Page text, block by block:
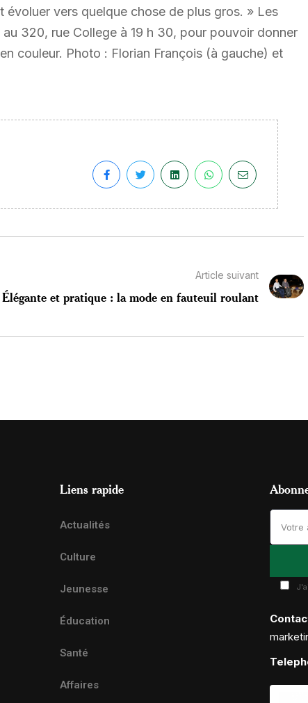
évoluer vers quelque chose de plus gros. » Les
320, rue College à 19 h 30, pour pouvoir donner
couleur. Photo : Florian François (à gauche) et
Article suivant
Élégante et pratique : la mode en fauteuil roulant
Liens rapide
Actualités
Culture
Jeunesse
Éducation
Santé
Affaires